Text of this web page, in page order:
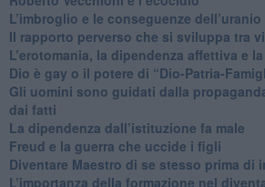
​L’imbroglio e le conseguenze
​Il rapporto perverso che si sviluppa tra
L’erotomania, la dipendenza affettiva e
​Dio è gay o il potere di “Dio-Patria-
​Gli uomini sono guidati dalla
dai fatti
La dipendenza dall’istituzione fa male
​Freud e la guerra che uccide i figli
​Diventare Maestro di se stesso prima di
L’importanza della formazione nel